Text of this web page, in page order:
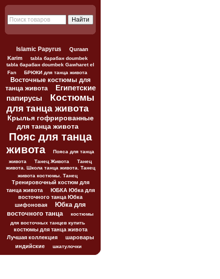
Islamic Papyrus
Quraan
Karim
tabla барабан doumbek
tabla барабан doumbek Gawharet el
Fan
БРЮКИ для танца живота
Восточные костюмы для
танца живота
Египетские
папирусы
Костюмы
для танца живота
Крылья гофрированные
для танца живота
Пояс для танца
живота
Пояса для танца
живота
Танец Живота
Танец
живота. Школа танца живота. Танец
живота костюмы. Танец
Тренировочный костюм для
танца живота
ЮБКА Юбка для
восточного танца Юбка
шифоновая
Юбка для
восточного танца
костюмы
для восточных танцев купить
костюмы для танца живота
Лучшая коллекция
шаровары
индийские
шкатулочки